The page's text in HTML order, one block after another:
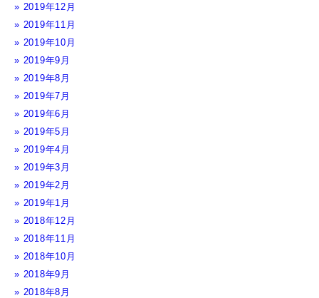
2019年12月
2019年11月
2019年10月
2019年9月
2019年8月
2019年7月
2019年6月
2019年5月
2019年4月
2019年3月
2019年2月
2019年1月
2018年12月
2018年11月
2018年10月
2018年9月
2018年8月